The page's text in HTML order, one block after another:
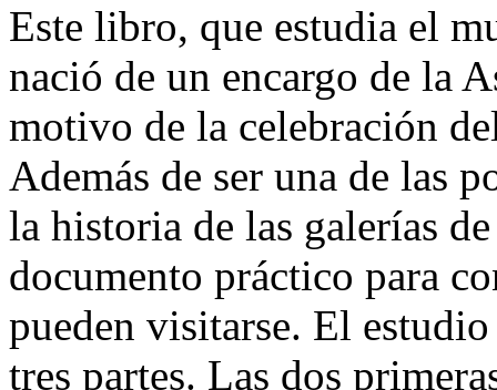
Este libro, que estudia el
nació de un encargo de la
motivo de la celebración
Además de ser una de las
la historia de las galerías
documento práctico para
pueden visitarse. El
tres partes. Las dos